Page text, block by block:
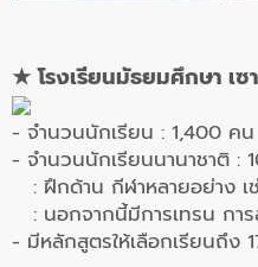
★ โรงเรียนมัธยมศึกษา เซ
- จำนวนนักเรียน : 1,400 คน
- จำนวนนักเรียนนานาชาติ :
: ฝึกด้าน กีฬาหลายอย่าง
: นอกจากนี้มีการเทรน กา
- มีหลักสูตรให้เลือกเรียนถึง